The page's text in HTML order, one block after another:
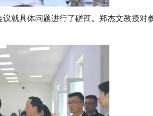
就具体问题进行了磋商。郑杰文教授对